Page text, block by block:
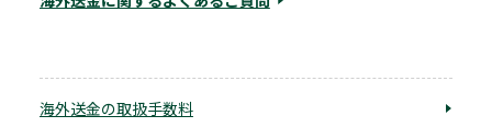
海外送金の取扱手数料